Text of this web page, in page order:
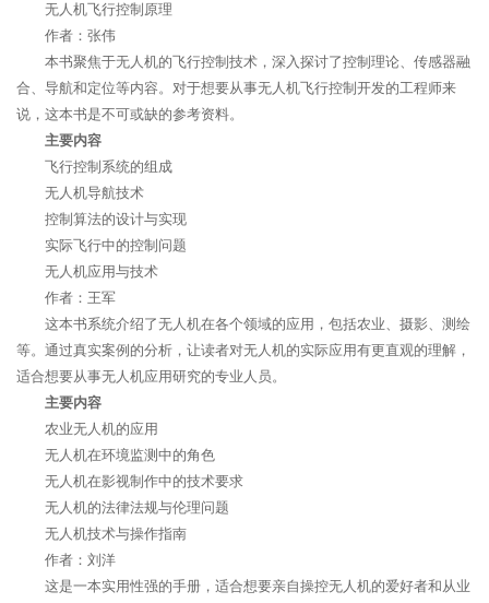
无人机飞行控制原理
作者：张伟
本书聚焦于无人机的飞行控制技术，深入探讨了控制理论、传感器融
合、导航和定位等内容。对于想要从事无人机飞行控制开发的工程师来
说，这本书是不可或缺的参考资料。
主要内容
飞行控制系统的组成
无人机导航技术
控制算法的设计与实现
实际飞行中的控制问题
无人机应用与技术
作者：王军
这本书系统介绍了无人机在各个领域的应用，包括农业、摄影、测绘
等。通过真实案例的分析，让读者对无人机的实际应用有更直观的理解，
适合想要从事无人机应用研究的专业人员。
主要内容
农业无人机的应用
无人机在环境监测中的角色
无人机在影视制作中的技术要求
无人机的法律法规与伦理问题
无人机技术与操作指南
作者：刘洋
这是一本实用性强的手册，适合想要亲自操控无人机的爱好者和从业